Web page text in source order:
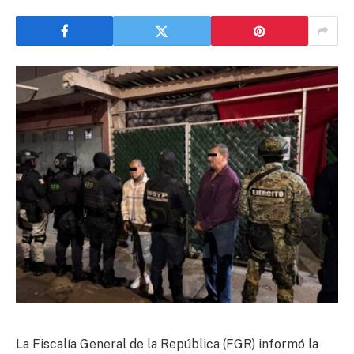
La Fiscalía General de la República (FGR) informó la